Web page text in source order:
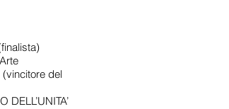
(vincitore del
DELL’UNITA’